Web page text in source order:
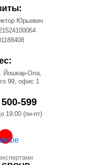
Юрьевич
Йошкар-Ола,
99, офис 1
599
19:00 (пн-пт)